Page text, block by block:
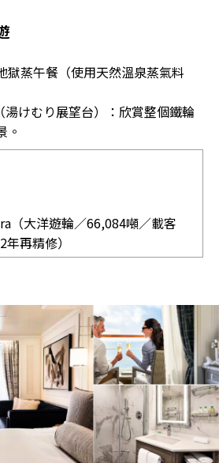
獄蒸午餐（使用天然溫泉蒸氣料
けむり展望台）：欣賞整個鐵輪
。
（大洋遊輪／66,084噸／載客
再精修）